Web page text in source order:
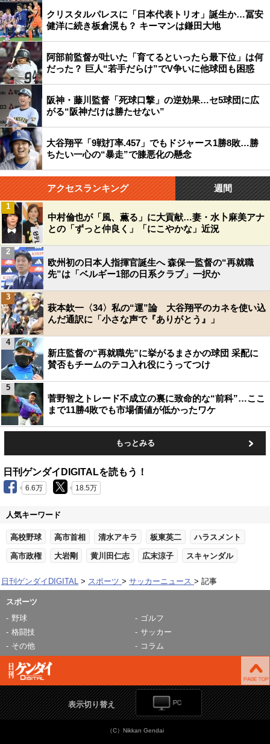
クリスタルパレスに「日本代表トリオ」誕生か…冨安
健洋に続き板倉滉も？ キーマンは鎌田大地
阿部前監督が吐いた「育てるといったら最下位」は何
だった？ 巨人“若手だらけ”でV争いに他球団も困惑
阪神・藤川監督「死球口撃」の逆効果…セ5球団に広
がる“阪神だけは勝たせない”
大谷翔平「9戦打率.457」でもドジャース1勝8敗…勝
ちたい一心の“暴走”で膝悪化の懸念
アクセスランキング 週間
中村倫也が「風、薫る」に大貢献…妻・水卜麻美アナ
との「ずっと仲良く」「にこやかな」近況
1
欧州初の日本人指揮官誕生へ 森保一監督の“再就職
先”は「ベルギー1部の日系クラブ」一択か
2
萩本欽一〈34〉私の“運”論 大谷翔平のカネを使い込
んだ通訳に「小さな声で『ありがとう』」
3
新庄監督の“再就職先”に挙がるまさかの球団 采配に
賛否もチームのテコ入れ役にうってつけ
4
菅野智之トレード不成立の裏に致命的な“前科”…ここ
まで11勝4敗でも市場価値が低かったワケ
5
もっとみる
日刊ゲンダイDIGITALを読もう！
6.6万 18.5万
人気キーワード
高校野球 高市首相 清水アキラ 板東英二 ハラスメント
高市政権 大岩剛 黄川田仁志 広末涼子 スキャンダル
日刊ゲンダイDIGITAL スポーツ サッカーニュース 記事
スポーツ
野球
ゴルフ
格闘技
サッカー
その他
コラム
表示切り替え
（C）Nikkan Gendai